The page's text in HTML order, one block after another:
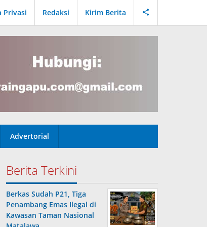
Privasi Redaksi Kirim Berita
Advertorial
Berita Terkini
Berkas Sudah P21, Tiga
Penambang Emas Ilegal di
Kawasan Taman Nasional